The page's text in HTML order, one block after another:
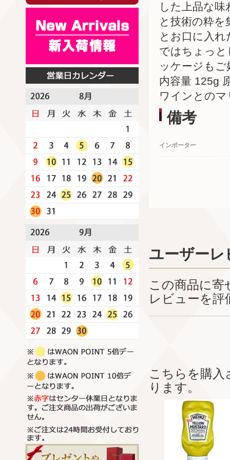
した上品な
と技術の粋
とお口に入
ではちょっ
ッケージも
内容量 125g
ワインとの
備考
インポーター
ユーザーレ
この商品に
レビューを評
こちらを購入
ります。